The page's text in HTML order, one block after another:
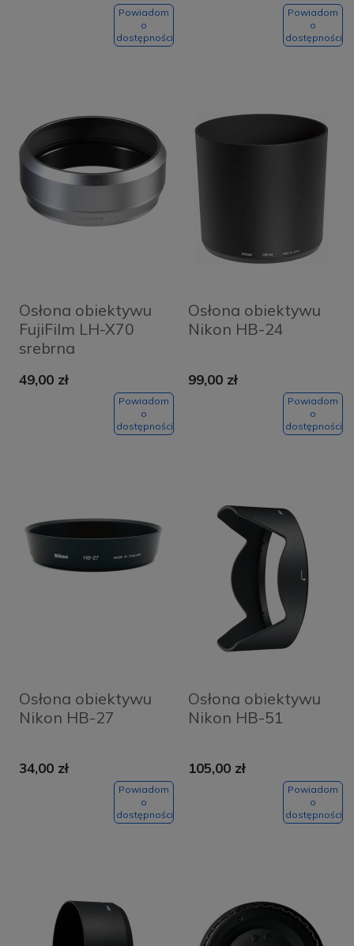
Powiadom
o
dostępności
Powiadom
o
dostępności
Osłona obiektywu
FujiFilm LH-X70
srebrna
49,00 zł
Powiadom
o
dostępności
Osłona obiektywu
Nikon HB-24
99,00 zł
Powiadom
o
dostępności
Osłona obiektywu
Nikon HB-27
34,00 zł
Powiadom
o
dostępności
Osłona obiektywu
Nikon HB-51
105,00 zł
Powiadom
o
dostępności